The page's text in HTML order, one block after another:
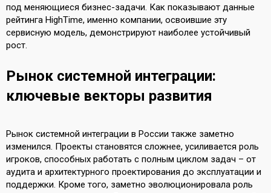
под меняющиеся бизнес-задачи. Как показывают данные
рейтинга HighTime, именно компании, освоившие эту
сервисную модель, демонстрируют наиболее устойчивый
рост.
Рынок системной интеграции:
ключевые векторы развития
Рынок системной интеграции в России также заметно
изменился. Проекты становятся сложнее, усиливается роль
игроков, способных работать с полным циклом задач – от
аудита и архитектурного проектирования до эксплуатации и
поддержки. Кроме того, заметно эволюционировала роль